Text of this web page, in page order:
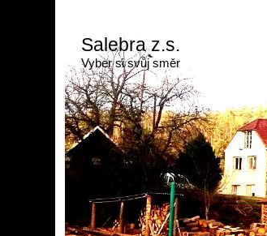
Salebra z.s.
Vyber si svůj směr